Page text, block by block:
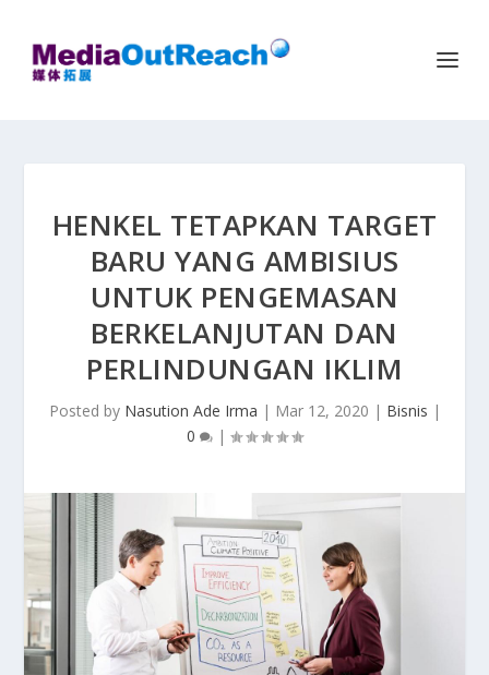
HENKEL TETAPKAN TARGET
BARU YANG AMBISIUS
UNTUK PENGEMASAN
BERKELANJUTAN DAN
PERLINDUNGAN IKLIM
Posted by Nasution Ade Irma | Mar 12, 2020 | Bisnis |
0
|